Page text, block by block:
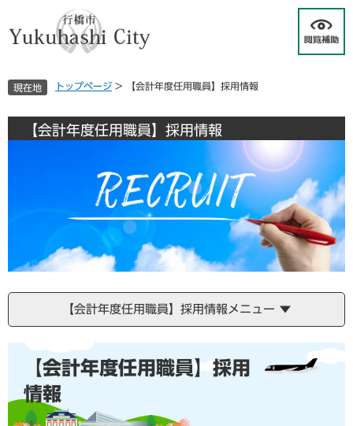
。
て
現在地 トップページ > 【会計年度任用職員】採用情報
【会計年度任用職員】採用情報
【会計年度任用職員】採用情報メニュー
【会計年度任用職員】採用
情報